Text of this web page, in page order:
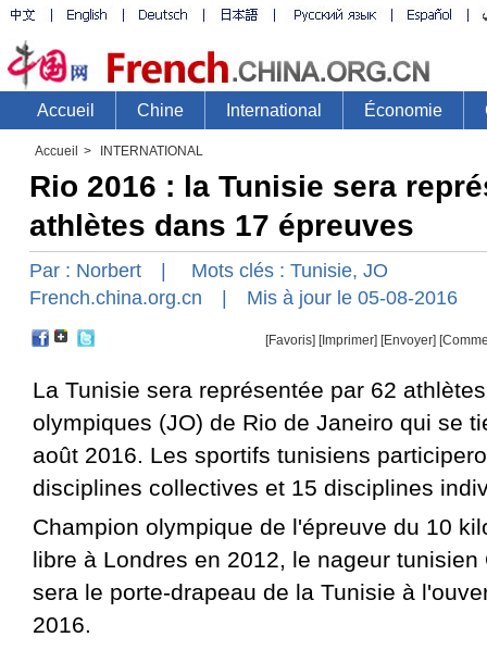
Accueil > INTERNATIONAL
Rio 2016 : la Tunisie sera
athlètes dans 17 épreuves
Par : Norbert | Mots clés : Tunisie, JO
French.china.org.cn | Mis à jour le 05-08-2016
[Favoris] [Imprimer] [Envoyer]
La Tunisie sera représentée par 62
olympiques (JO) de Rio de Janeiro qui se
août 2016. Les sportifs tunisiens
disciplines collectives et 15 disciplines
Champion olympique de l'épreuve du 10
libre à Londres en 2012, le nageur
sera le porte-drapeau de la Tunisie à
2016.